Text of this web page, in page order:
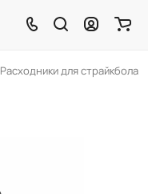
Расходники для страйкбола